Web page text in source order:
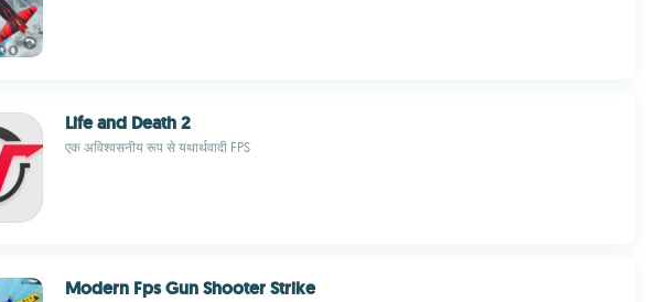
Life and Death 2
एक अविश्वसनीय रूप से यथार्थवादी FPS
Modern Fps Gun Shooter Strike